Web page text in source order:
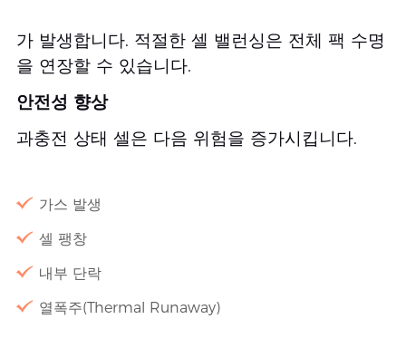
가 발생합니다. 적절한 셀 밸런싱은 전체 팩 수명
을 연장할 수 있습니다.
안전성 향상
과충전 상태 셀은 다음 위험을 증가시킵니다.
가스 발생
셀 팽창
내부 단락
열폭주(Thermal Runaway)